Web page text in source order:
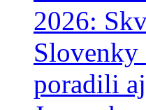
2026:
Slovenky
poradili